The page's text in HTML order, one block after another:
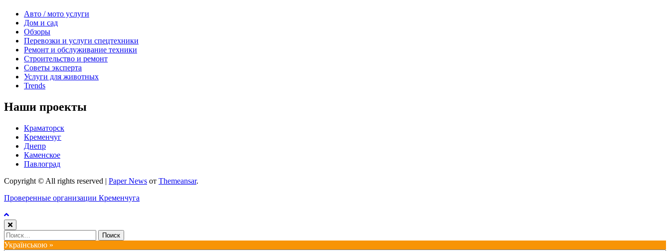
Авто / мото услуги
Дом и сад
Обзоры
Перевозки и услуги спецтехники
Ремонт и обслуживание техники
Строительство и ремонт
Советы эксперта
Услуги для животных
Trends
Наши проекты
Краматорск
Кременчуг
Днепр
Каменское
Павлоград
Copyright © All rights reserved | Paper News от Themeansar.
Проверенные организации Кременчуга
Найти:
Українською »